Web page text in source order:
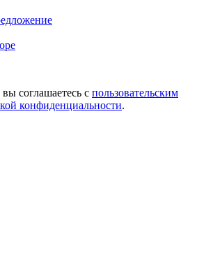
соглашаетесь с пользовательским
конфиденциальности.